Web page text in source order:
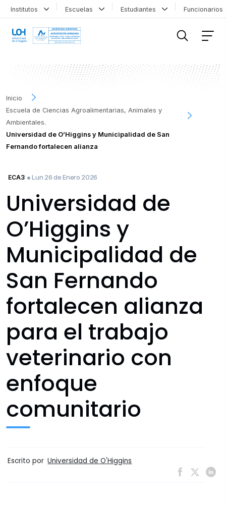
Institutos Escuelas Estudiantes
Inicio
Escuela de Ciencias Agroalimentarias, Animales y
Ambientales.
Universidad de O’Higgins y Municipalidad de San
Fernando fortalecen alianza
ECA3 ● Lun 26 de Enero 2026
Universidad de
O’Higgins y
Municipalidad de
San Fernando
fortalecen alianza
para el trabajo
veterinario con
enfoque
comunitario
Escrito por Universidad de O'Higgins